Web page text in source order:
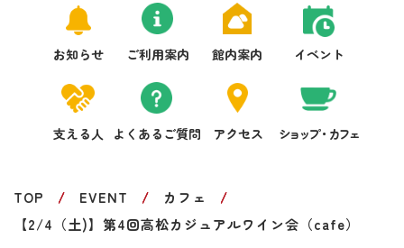
お知らせ ご利用案内 館内案内 イベント
支える人 よくあるご質問 アクセス ショップ・カフェ
TOP EVENT
カフェ
【2/4（土)】第4回高松カジュアルワイン会（cafe）